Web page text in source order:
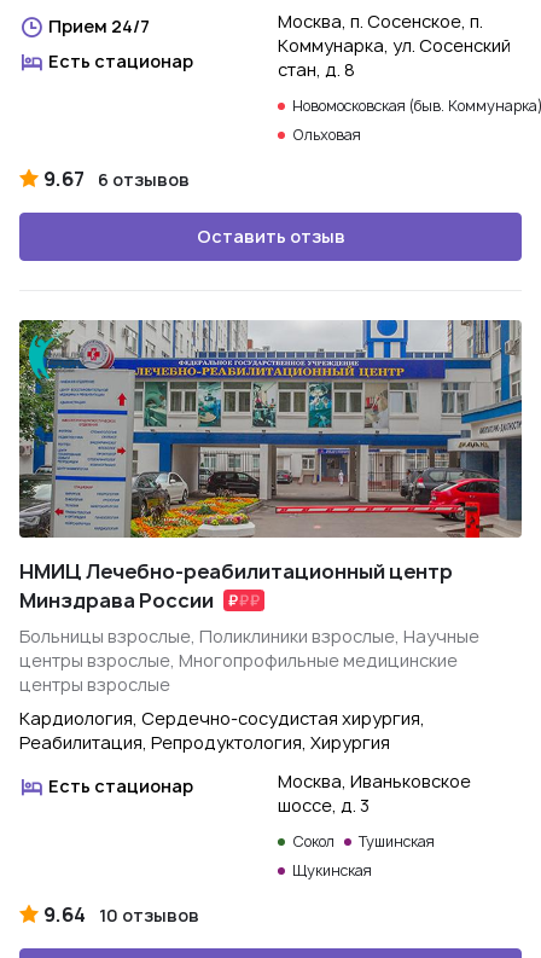
Прием 24/7
Есть стационар
Москва, п. Сосенское, п.
Коммунарка, ул. Сосенский
стан, д. 8
Новомосковская (быв.
Ольховая
9.67 6 отзывов
Оставить отзыв
НМИЦ Лечебно-реабилитационный центр
Минздрава России
Больницы взрослые, Поликлиники взрослые, Научные
центры взрослые, Многопрофильные медицинские
центры взрослые
Кардиология, Сердечно-сосудистая хирургия,
Реабилитация, Репродуктология, Хирургия
Есть стационар
Москва, Иваньковское
шоссе, д. 3
Сокол
Тушинская
Щукинская
9.64 10 отзывов